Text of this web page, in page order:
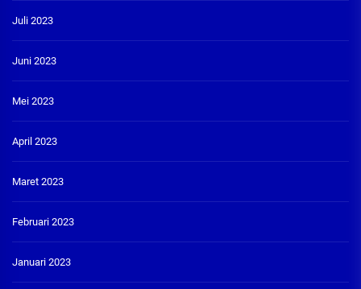
Juli 2023
Juni 2023
Mei 2023
April 2023
Maret 2023
Februari 2023
Januari 2023